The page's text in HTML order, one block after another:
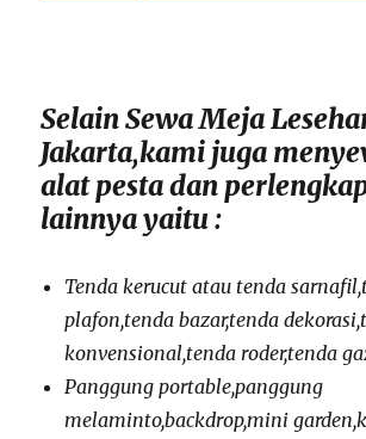
Selain Sewa Meja
Jakarta,kami juga
alat pesta dan
lainnya yaitu :
Tenda kerucut atau tenda
plafon,tenda bazar,tenda
konvensional,tenda roder,tenda
Panggung portable,panggung
melaminto,backdrop,mini